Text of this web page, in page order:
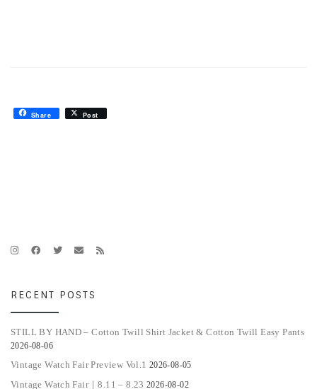
Share Post
RECENT POSTS
STILL BY HAND – Cotton Twill Shirt Jacket & Cotton Twill Easy Pants
2026-08-06
Vintage Watch Fair Preview Vol.1 2026-08-05
Vintage Watch Fair｜8.11 – 8.23 2026-08-02